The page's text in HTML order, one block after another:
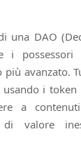
una DAO
i
più avanzato.
i token
a
di valore